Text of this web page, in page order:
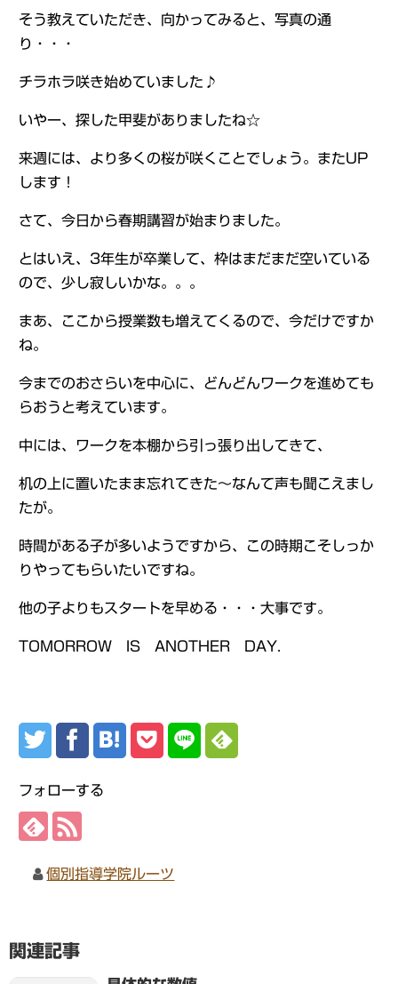
そう教えていただき、向かってみると、写真の通
り・・・
チラホラ咲き始めていました♪
いやー、探した甲斐がありましたね☆
来週には、より多くの桜が咲くことでしょう。またUP
します！
さて、今日から春期講習が始まりました。
とはいえ、3年生が卒業して、枠はまだまだ空いている
ので、少し寂しいかな。。。
まあ、ここから授業数も増えてくるので、今だけですか
ね。
今までのおさらいを中心に、どんどんワークを進めても
らおうと考えています。
中には、ワークを本棚から引っ張り出してきて、
机の上に置いたまま忘れてきた～なんて声も聞こえまし
たが。
時間がある子が多いようですから、この時期こそしっか
りやってもらいたいですね。
他の子よりもスタートを早める・・・大事です。
TOMORROW IS ANOTHER DAY.
フォローする
個別指導学院ルーツ
関連記事